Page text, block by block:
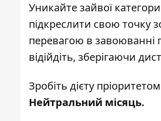
Уникайте зайвої
підкреслити свою точку
перевагою в завоюванні
відійдіть, зберігаючи
Зробіть дієту
Нейтральний місяць.